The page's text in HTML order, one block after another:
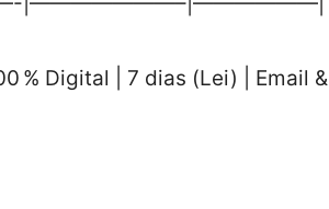
% Digital | 7 dias (Lei) | Email